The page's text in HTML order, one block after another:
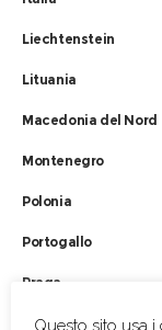
Liechtenstein
Lituania
Macedonia del Nord
Montenegro
Polonia
Portogallo
Praga
Repubblica Ceca
Questo sito usa